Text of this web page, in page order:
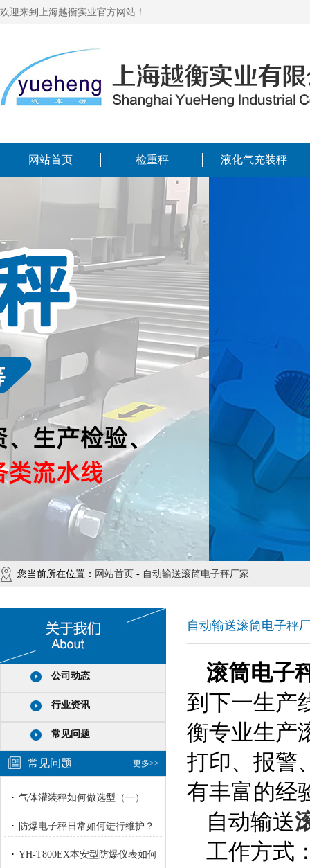
欢迎来到上海越衡实业官方网站！
网站首页 检重秤 液化气充装秤
您当前所在位置： 网站首页 - 自动输送滚筒电子秤厂家
公司动态
行业资讯
常见问题
更多>>
常见问题
· 气体灌装秤如何做选型（一）
· 防爆电子秤日常如何进行维护？
· YH-T800EX本安型防爆仪表如何
自动输送滚筒电子秤
滚筒电子
到下一生产
衡专业生产
打印、报警
有丰富的经
自动输送
工作方式